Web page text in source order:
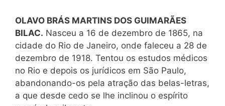
OLAVO BRÁS MARTINS DOS GUIMARÃES
BILAC. Nasceu a 16 de dezembro de 1865, na
cidade do Rio de Janeiro, onde faleceu a 28 de
dezembro de 1918. Tentou os estudos médicos
no Rio e depois os jurídicos em São Paulo,
abandonando-os pela atração das belas-letras,
a que desde cedo se lhe inclinou o espírito